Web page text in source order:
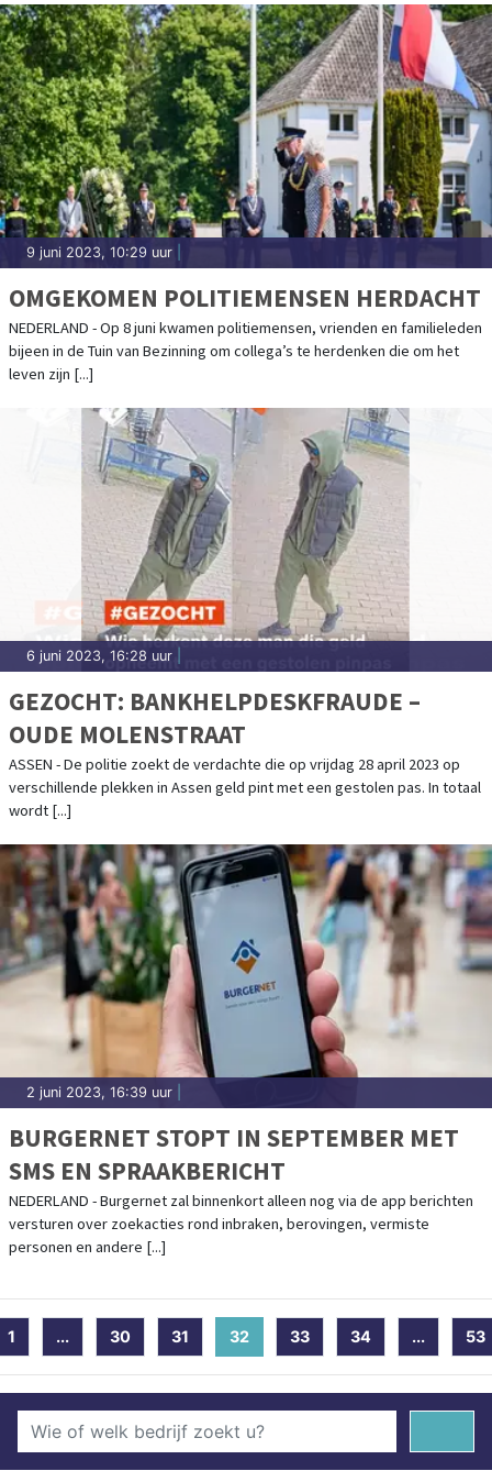
9 juni 2023, 10:29 uur
OMGEKOMEN POLITIEMENSEN HERDACHT
NEDERLAND - Op 8 juni kwamen politiemensen, vrienden en familieleden
bijeen in de Tuin van Bezinning om collega’s te herdenken die om het
leven zijn [...]
6 juni 2023, 16:28 uur
GEZOCHT: BANKHELPDESKFRAUDE –
OUDE MOLENSTRAAT
ASSEN - De politie zoekt de verdachte die op vrijdag 28 april 2023 op
verschillende plekken in Assen geld pint met een gestolen pas. In totaal
wordt [...]
2 juni 2023, 16:39 uur
BURGERNET STOPT IN SEPTEMBER MET
SMS EN SPRAAKBERICHT
NEDERLAND - Burgernet zal binnenkort alleen nog via de app berichten
versturen over zoekacties rond inbraken, berovingen, vermiste
personen en andere [...]
1 ... 30 31 32(current)
33 34 ... 53